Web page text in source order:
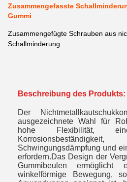
Zusammengefasste
Gummi
Zusammengefügte Schrauben aus
Schallminderung
Beschreibung des Produkts:
Der
ausgezeichnete Wahl für
hohe Flexibilität,
Schwingungsdämpfung und
erfordern.Das Design der
Gummibeulen ermöglicht
winkelförmige Bewegung,